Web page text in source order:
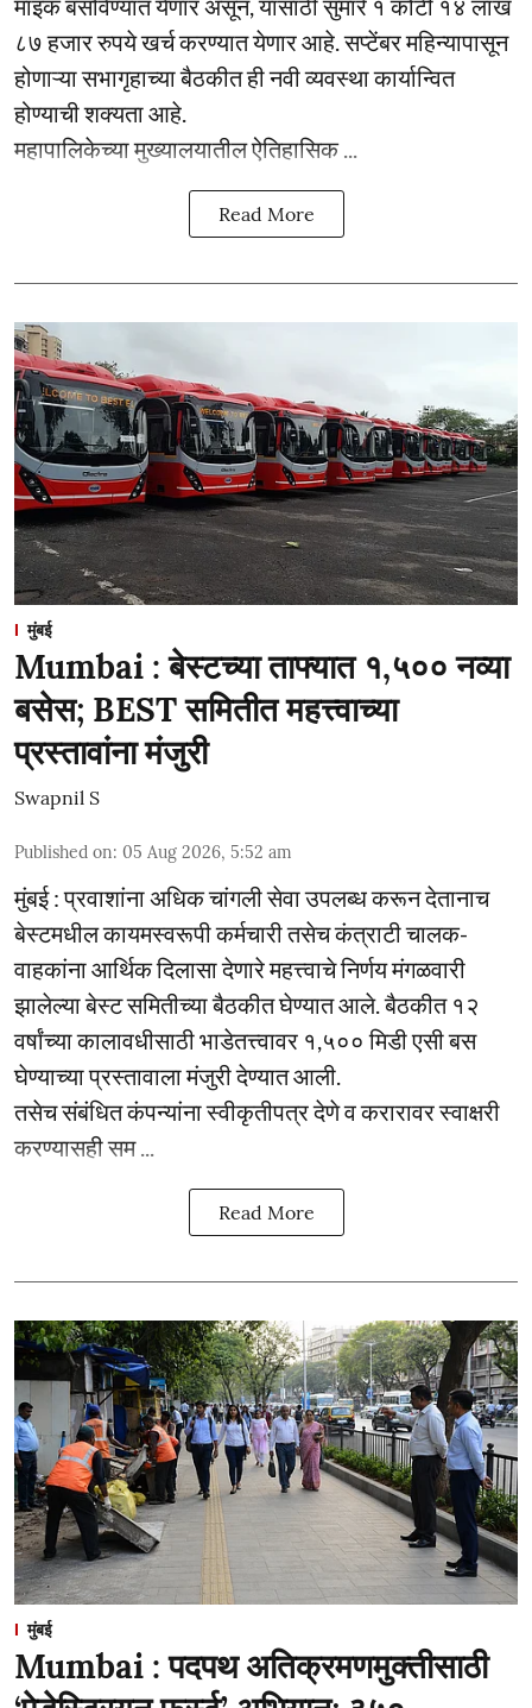
८७ हजार रुपये खर्च करण्यात येणार आहे. सप्टेंबर महिन्यापासून
होणाऱ्या सभागृहाच्या बैठकीत ही नवी व्यवस्था कार्यान्वित
होण्याची शक्यता आहे.
महापालिकेच्या मुख्यालयातील ऐतिहासिक ...
Read More
मुंबई
Mumbai : बेस्टच्या ताफ्यात १,५०० नव्या
बसेस; BEST समितीत महत्त्वाच्या
प्रस्तावांना मंजुरी
Swapnil S
Published on: 05 Aug 2026, 5:52 am
मुंबई : प्रवाशांना अधिक चांगली सेवा उपलब्ध करून देतानाच
बेस्टमधील कायमस्वरूपी कर्मचारी तसेच कंत्राटी चालक-
वाहकांना आर्थिक दिलासा देणारे महत्त्वाचे निर्णय मंगळवारी
झालेल्या बेस्ट समितीच्या बैठकीत घेण्यात आले. बैठकीत १२
वर्षांच्या कालावधीसाठी भाडेतत्त्वावर १,५०० मिडी एसी बस
घेण्याच्या प्रस्तावाला मंजुरी देण्यात आली.
तसेच संबंधित कंपन्यांना स्वीकृतीपत्र देणे व करारावर स्वाक्षरी
करण्यासही सम ...
Read More
मुंबई
Mumbai : पदपथ अतिक्रमणमुक्तीसाठी